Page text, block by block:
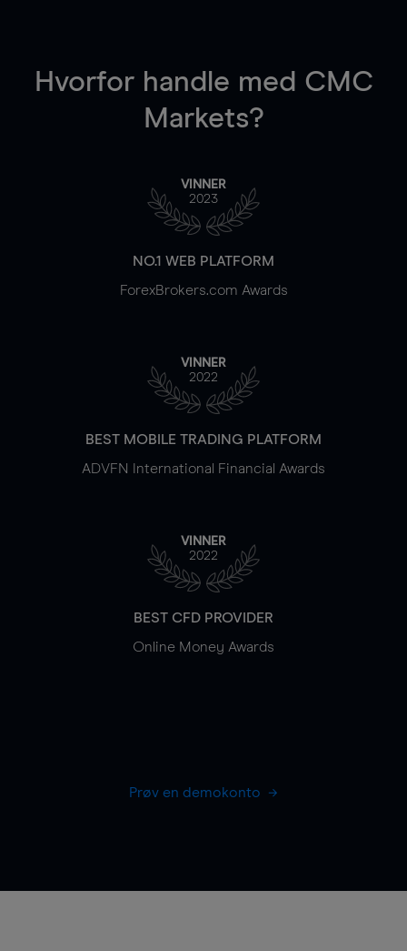
Hvorfor handle med CMC
Markets?
VINNER
2023
NO.1 WEB PLATFORM
ForexBrokers.com Awards
VINNER
2022
BEST MOBILE TRADING PLATFORM
ADVFN International Financial Awards
VINNER
2022
BEST CFD PROVIDER
Online Money Awards
Prøv en demokonto